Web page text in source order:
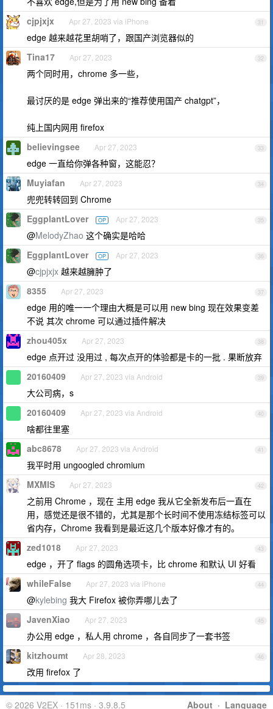
31
cjpjxjx Apr 27, 2023 via iPhone
edge 越来越花里胡哨了，跟国产浏览器似的
32
Tina17 Apr 27, 2023
两个同时用，chrome 多一些，
最讨厌的是 edge 弹出来的“推荐使用国产 chatgpt”，
纯上国内网用 firefox
33
believingsee Apr 27, 2023
edge 一直给你弹各种窗，这能忍？
34
Muyiafan Apr 27, 2023
兜兜转转回到 Chrome
35
EggplantLover OP Apr 27, 2023
@MelodyZhao 这个确实是哈哈
36
EggplantLover OP Apr 27, 2023
@cjpjxjx 越来越臃肿了
37
8355 Apr 27, 2023
edge 用的唯一一个理由大概是可以用 new bing 现在效果变差
不说 其次 chrome 可以通过插件解决
38
zhou405x Apr 27, 2023
edge 点开过 没用过 , 每次点开的体验都是卡的一批 . 果断放弃
39
20160409 Apr 27, 2023 via Android
大公司病，s
40
20160409 Apr 27, 2023 via Android
啥都往里塞
41
abc8678 Apr 27, 2023 via Android
我平时用 ungoogled chromium
42
MXMIS Apr 27, 2023
之前用 Chrome ，现在 主用 edge 我从它全新发布后一直在
用，感觉还是很不错的，尤其是那个长时间不使用冻结标签可以
省内存，Chrome 我看到是最近这几个版本好像才有的。
43
zed1018 Apr 27, 2023
edge ，开了 flags 的圆角选项卡，比 chrome 和默认 UI 好看
44
whileFalse Apr 27, 2023 via iPhone
@kylebing 我大 Firefox 被你弄哪儿去了
45
JavenXiao Apr 27, 2023
办公用 edge ，私人用 chrome ，各自同步了一套书签
46
kitzhoumt Apr 28, 2023
改用 firefox 了
About · Language
© 2026 V2EX · 151ms · 3.9.8.5